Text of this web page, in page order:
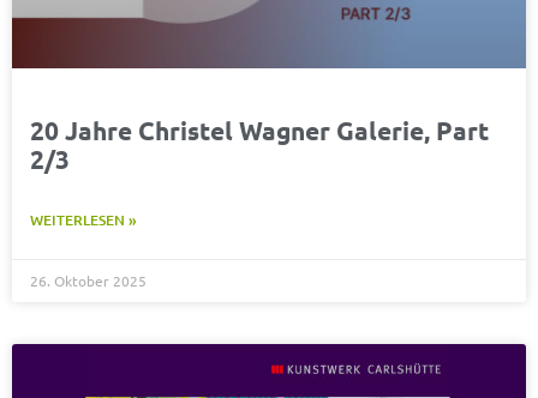
20 Jahre Christel Wagner Galerie, Part
2/3
WEITERLESEN »
26. Oktober 2025